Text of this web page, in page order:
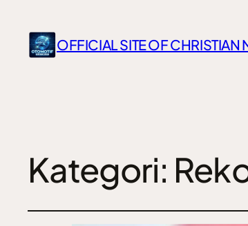
OFFICIAL SITE OF CHRISTIAN
Kategori: